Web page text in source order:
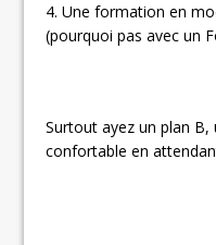
4. Une formation en
(pourquoi pas avec un
Surtout ayez un plan
confortable en